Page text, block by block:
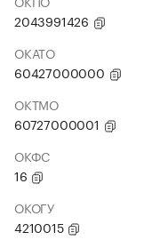
2043991426
ОКАТО
60427000000
ОКТМО
60727000001
ОКФС
16
ОКОГУ
4210015